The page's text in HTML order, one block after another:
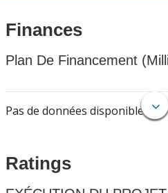
Finances
Plan De Financement
Pas de données disponibles.
Ratings